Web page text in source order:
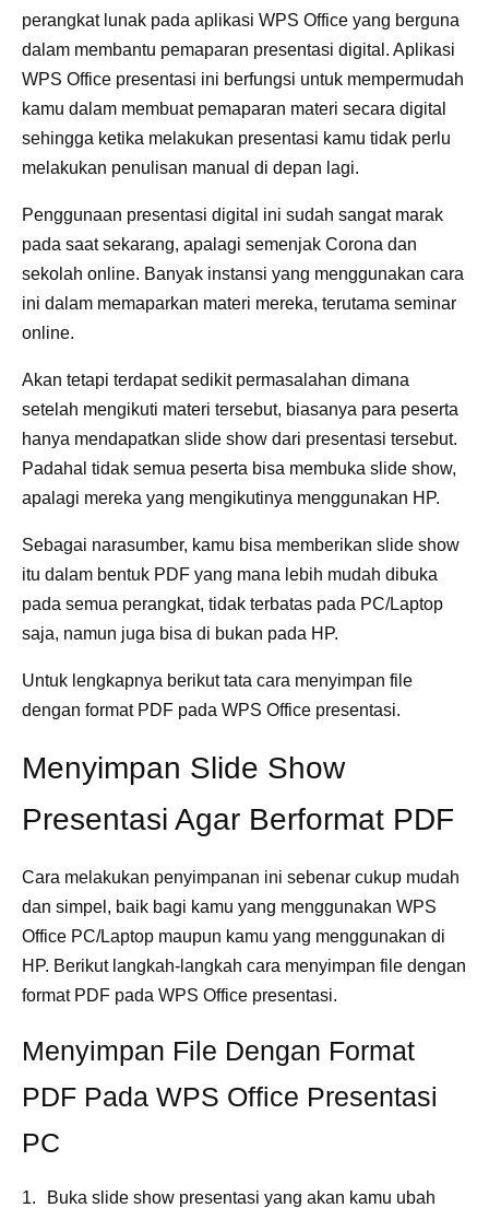
perangkat lunak pada aplikasi WPS Office yang berguna
dalam membantu pemaparan presentasi digital. Aplikasi
WPS Office presentasi ini berfungsi untuk mempermudah
kamu dalam membuat pemaparan materi secara digital
sehingga ketika melakukan presentasi kamu tidak perlu
melakukan penulisan manual di depan lagi.
Penggunaan presentasi digital ini sudah sangat marak
pada saat sekarang, apalagi semenjak Corona dan
sekolah online. Banyak instansi yang menggunakan cara
ini dalam memaparkan materi mereka, terutama seminar
online.
Akan tetapi terdapat sedikit permasalahan dimana
setelah mengikuti materi tersebut, biasanya para peserta
hanya mendapatkan slide show dari presentasi tersebut.
Padahal tidak semua peserta bisa membuka slide show,
apalagi mereka yang mengikutinya menggunakan HP.
Sebagai narasumber, kamu bisa memberikan slide show
itu dalam bentuk PDF yang mana lebih mudah dibuka
pada semua perangkat, tidak terbatas pada PC/Laptop
saja, namun juga bisa di bukan pada HP.
Untuk lengkapnya berikut tata cara menyimpan file
dengan format PDF pada WPS Office presentasi.
Menyimpan Slide Show
Presentasi Agar Berformat PDF
Cara melakukan penyimpanan ini sebenar cukup mudah
dan simpel, baik bagi kamu yang menggunakan WPS
Office PC/Laptop maupun kamu yang menggunakan di
HP. Berikut langkah-langkah cara menyimpan file dengan
format PDF pada WPS Office presentasi.
Menyimpan File Dengan Format
PDF Pada WPS Office Presentasi
PC
Buka slide show presentasi yang akan kamu ubah